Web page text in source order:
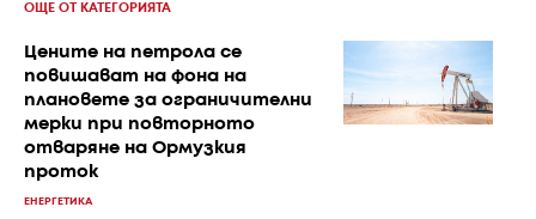
ОЩЕ ОТ КАТЕГОРИЯТА
Цените на петрола се
повишават на фона на
плановете за ограничителни
мерки при повторното
отваряне на Ормузкия
проток
ЕНЕРГЕТИКА